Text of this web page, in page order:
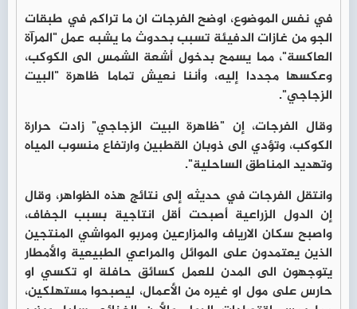
في نفس الموضوع، اوضح الفرجات ان ما تراكم في طبقات
الجو من غازات الدفيئة تسبب بحدوث ما يشبه عمل "المرآة
العاكسة"، مما يسمح بدخول أشعة الشمس الى الكوكب،
وعكسها مجددا إليه، وأننا نعيش تماما ظاهرة "البيت
الزجاجي".
وقال الفرجات، إن "ظاهرة البيت الزجاجي" زادت حرارة
الكوكب، وتؤدي الى ذوبان القطبين وارتفاع منسوب المياه
وتهديد المناطق الساحلية".
وانتقل الفرجات في حديثه إلى نتائج هذه الظواهر، وقال
إن الدول الزراعية أصبحت أقل انتاجية بسبب الجفاف،
واصبح سكان الارياف والمزارعين ومربو المواشي المنتجين
الذين يعتمدون على الموائل والمراعي الطبيعية والأمطار
يتوجهون الى المدن للعمل كسائق حافلة او تكسي او
حارس على مول او غيره من الأعمال، ليصبحوا مستهلكين،